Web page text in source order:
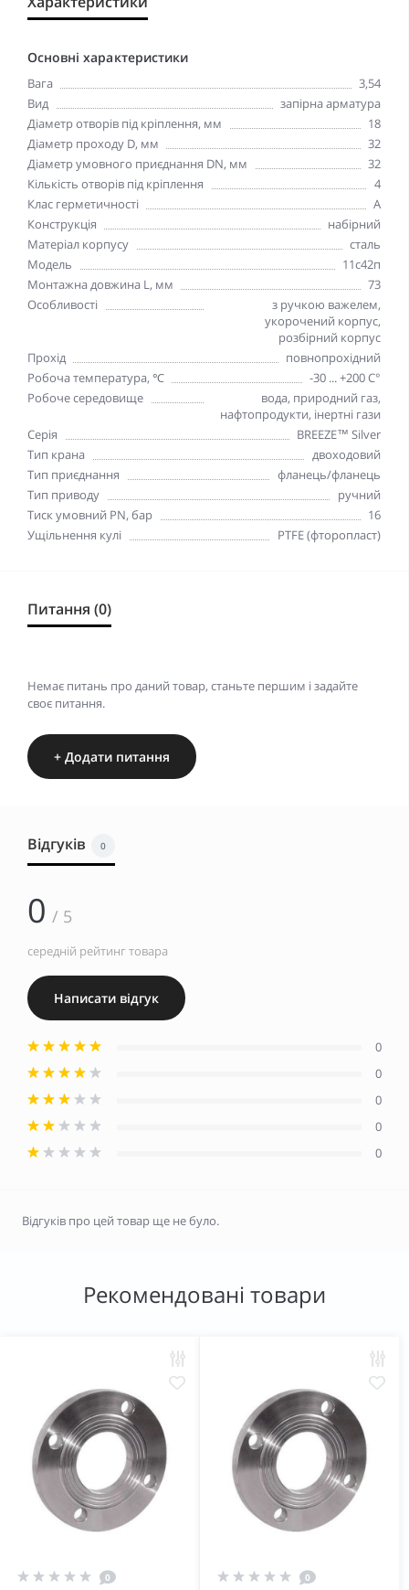
Основні характеристики
Вага
3,54
Вид
запірна арматура
Діаметр отворів під кріплення, мм
18
Діаметр проходу D, мм
32
Діаметр умовного приєднання DN, мм
32
Кількість отворів під кріплення
4
Клас герметичності
А
Конструкція
набірний
Матеріал корпусу
сталь
Модель
11c42п
Монтажна довжина L, мм
73
Особливості
з ручкою важелем,
укорочений корпус,
розбірний корпус
Прохід
повнопрохідний
Робоча температура, ℃
-30 ... +200 С°
Робоче середовище
вода, природний газ,
нафтопродукти, інертні гази
Серія
BREEZE™ Silver
Тип крана
двоходовий
Тип приєднання
фланець/фланець
Тип приводу
ручний
Тиск умовний PN, бар
16
Ущільнення кулі
PTFE (фторопласт)
Питання (0)
Немає питань про даний товар, станьте першим і задайте
своє питання.
+ Додати питання
Відгуків 0
0 / 5
середній рейтинг товара
Написати відгук
0
0
0
0
0
Відгуків про цей товар ще не було.
Рекомендовані товари
0 0